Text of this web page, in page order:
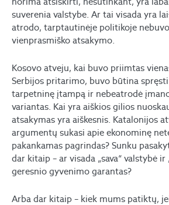
suverenia valstybe. Ar tai visada yra
atrodo, tarptautinėje politikoje
vienprasmiško atsakymo.
Kosovo atveju, kai buvo priimtas
Serbijos pritarimo, buvo būtina
tarpetninę įtampą ir nebeatrodė
variantas. Kai yra aiškios gilios
atsakymas yra aiškesnis. Katalonijos
argumentų sukasi apie ekonominę
pakankamas pagrindas? Sunku
dar kitaip – ar visada „sava“ valstybė ir
geresnio gyvenimo garantas?
Arba dar kitaip – kiek mums patiktų,